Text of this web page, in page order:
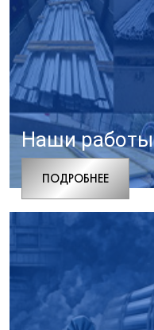
Наши работы
ПОДРОБНЕЕ